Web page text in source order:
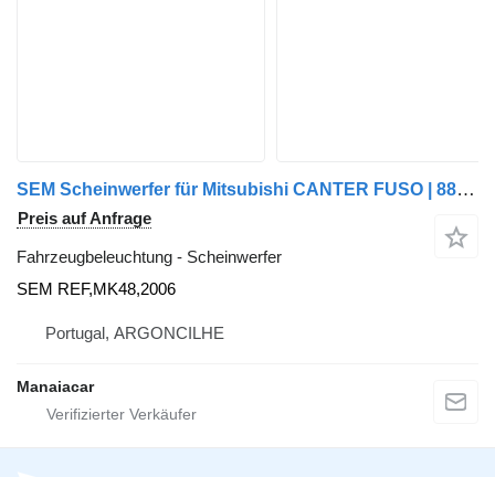
SEM Scheinwerfer für Mitsubishi CANTER FUSO | 88 - 0 LKW
Preis auf Anfrage
Fahrzeugbeleuchtung - Scheinwerfer
SEM REF,MK48,2006
Portugal, ARGONCILHE
Manaiacar